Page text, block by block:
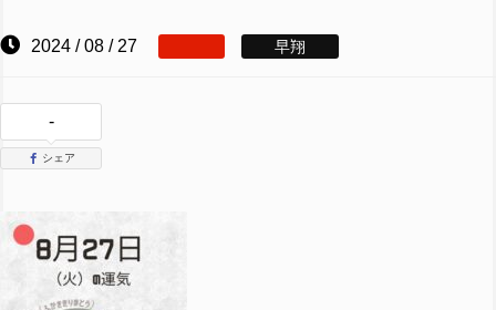
2024 / 08 / 27 早翔
-
シェア